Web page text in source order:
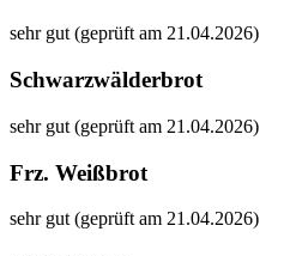
sehr gut (geprüft am 21.04.2026)
Schwarzwälderbrot
sehr gut (geprüft am 21.04.2026)
Frz. Weißbrot
sehr gut (geprüft am 21.04.2026)